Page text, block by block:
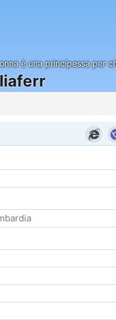
è una principessa per